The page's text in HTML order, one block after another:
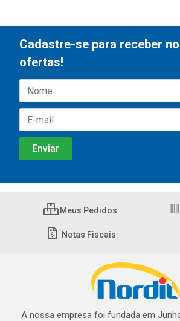
Cadastre-se para receber
ofertas!
Meus Pedidos
Notas Fiscais
A nossa empresa foi fundada em